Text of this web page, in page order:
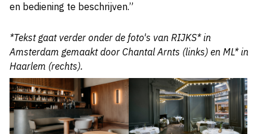
en bediening te beschrijven.”
*Tekst gaat verder onder de foto's van RIJKS* in
Amsterdam gemaakt door Chantal Arnts (links) en ML* in
Haarlem (rechts).